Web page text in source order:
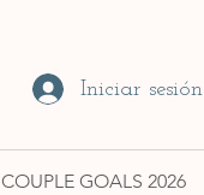
Iniciar sesión
COUPLE GOALS 2026